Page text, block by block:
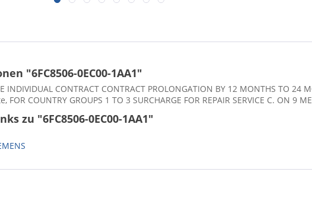
"6FC8506-0EC00-1AA1"
INDIVIDUAL CONTRACT CONTRACT PROLONGATION BY 12 MONTHS TO
COUNTRY GROUPS 1 TO 3 SURCHARGE FOR REPAIR SERVICE C. ON 9
zu "6FC8506-0EC00-1AA1"